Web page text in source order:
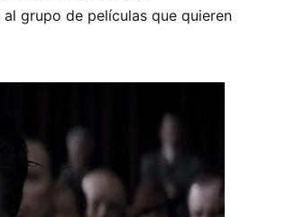
grupo de películas que quieren